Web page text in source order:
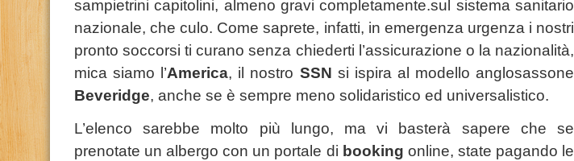
sampietrini capitolini, almeno gravi completamente.sul sistema sanitario
nazionale, che culo. Come saprete, infatti, in emergenza urgenza i nostri
pronto soccorsi ti curano senza chiederti l’assicurazione o la nazionalità,
mica siamo l’America, il nostro SSN si ispira al modello anglosassone
Beveridge, anche se è sempre meno solidaristico ed universalistico.
L’elenco sarebbe molto più lungo, ma vi basterà sapere che se
prenotate un albergo con un portale di booking online, state pagando le